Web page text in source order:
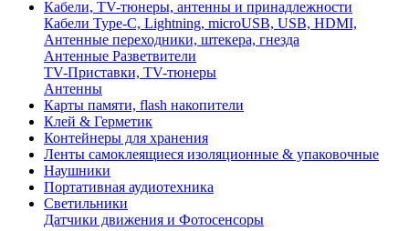
Кабели, TV-тюнеры, антенны и принадлежности
Кабели Type-C, Lightning, microUSB, USB, HDMI,
Антенные переходники, штекера, гнезда
Антенные Разветвители
TV-Приставки, TV-тюнеры
Антенны
Карты памяти, flash накопители
Клей & Герметик
Контейнеры для хранения
Ленты самоклеящиеся изоляционные & упаковочные
Наушники
Портативная аудиотехника
Светильники
Датчики движения и Фотосенсоры